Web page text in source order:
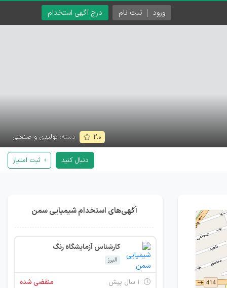
درج آگهی استخدام ورود ثبت نام
۲.۰ دسته: تولیدی و صنعتی
دنبال کنید ثبت امتیاز
آگهی‌های استخدام شیمیایی سمن
کارشناس آزمایشگاه رنگ
البرز
منقضی شده